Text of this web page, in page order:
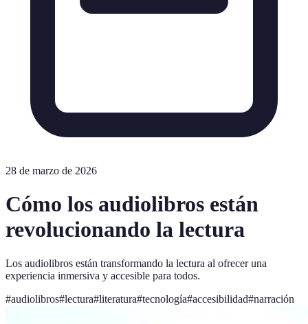
28 de marzo de 2026
Cómo los audiolibros están
revolucionando la lectura
Los audiolibros están transformando la lectura al ofrecer una
experiencia inmersiva y accesible para todos.
#audiolibros#lectura#literatura#tecnología#accesibilidad#narración